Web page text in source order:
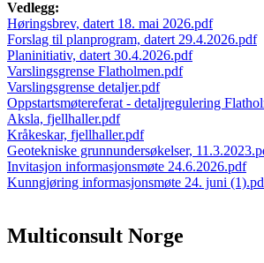
Vedlegg:
Høringsbrev, datert 18. mai 2026.pdf
Forslag til planprogram, datert 29.4.2026.pdf
Planinitiativ, datert 30.4.2026.pdf
Varslingsgrense Flatholmen.pdf
Varslingsgrense detaljer.pdf
Oppstartsmøtereferat - detaljregulering
Aksla, fjellhaller.pdf
Kråkeskar, fjellhaller.pdf
Geotekniske grunnundersøkelser,
Invitasjon informasjonsmøte 24.6.2026.pdf
Kunngjøring informasjonsmøte 24. juni
Multiconsult Norge